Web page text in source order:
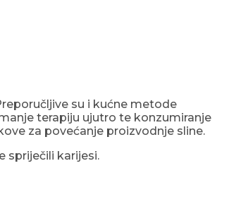
su i kućne metode
terapiju ujutro te konzumiranje
za povećanje proizvodnje sline.
spriječili karijesi.